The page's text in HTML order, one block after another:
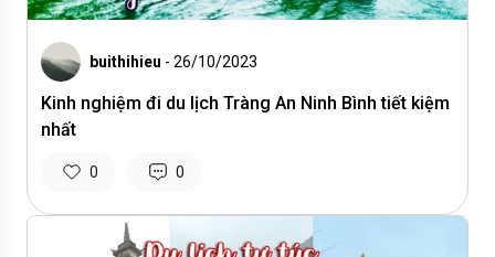
buithihieu - 26/10/2023
Kinh nghiệm đi du lịch Tràng An Ninh Bình tiết kiệm
nhất
0 0